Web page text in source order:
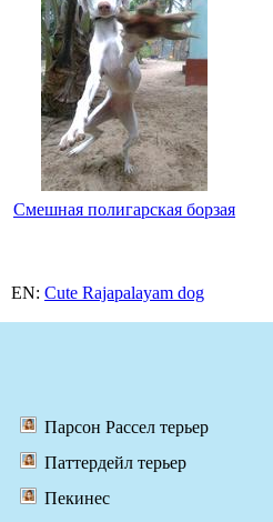
Смешная полигарская борзая
EN: Cute Rajapalayam dog
Парсон Рассел терьер
Паттердейл терьер
Пекинес